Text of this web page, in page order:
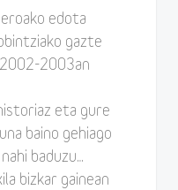
edota
gazte
2003an
eta gure
baino gehiago
baduzu…
bizkar gainean